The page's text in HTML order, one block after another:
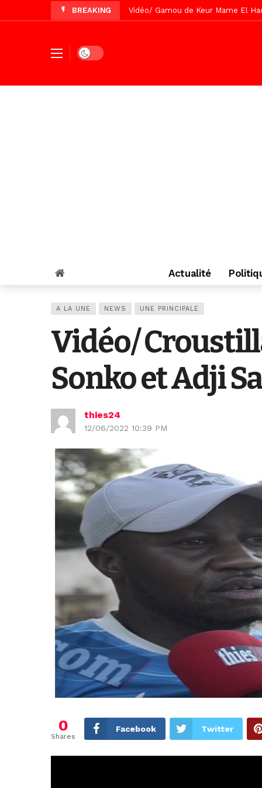
BREAKING Vidéo/ Préparation Gamou 2026,
Vidéo/Célébration de Bamba et
Dark mode
Actualité
A LA UNE NEWS UNE PRINCIPALE
Vidéo/
Sonko et Adji
thies24
12/06/2022 10:39 PM
0
Shares
Facebook Twitter